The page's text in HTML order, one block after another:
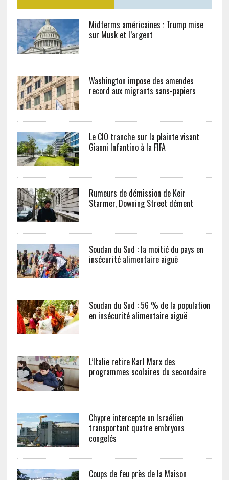
Midterms américaines : Trump mise
sur Musk et l’argent
Washington impose des amendes
record aux migrants sans-papiers
Le CIO tranche sur la plainte visant
Gianni Infantino à la FIFA
Rumeurs de démission de Keir
Starmer, Downing Street dément
Soudan du Sud : la moitié du pays en
insécurité alimentaire aiguë
Soudan du Sud : 56 % de la population
en insécurité alimentaire aiguë
L’Italie retire Karl Marx des
programmes scolaires du secondaire
Chypre intercepte un Israélien
transportant quatre embryons
congelés
Coups de feu près de la Maison